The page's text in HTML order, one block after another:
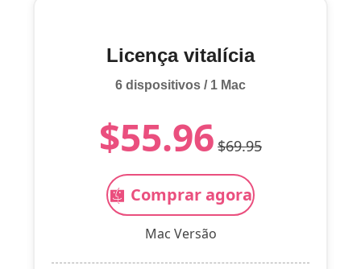
Licença vitalícia
6 dispositivos / 1 Mac
$55.96 $69.95
Comprar agora
Mac Versão